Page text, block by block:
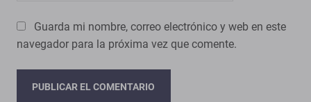
Guarda mi nombre, correo electrónico y web en este
navegador para la próxima vez que comente.